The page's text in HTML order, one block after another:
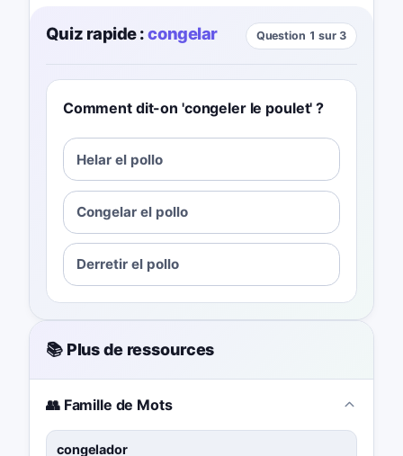
Quiz rapide : congelar Question 1 sur 3
Comment dit-on 'congeler le poulet' ?
Helar el pollo
Congelar el pollo
Derretir el pollo
📚 Plus de ressources
👥 Famille de Mots
congelador